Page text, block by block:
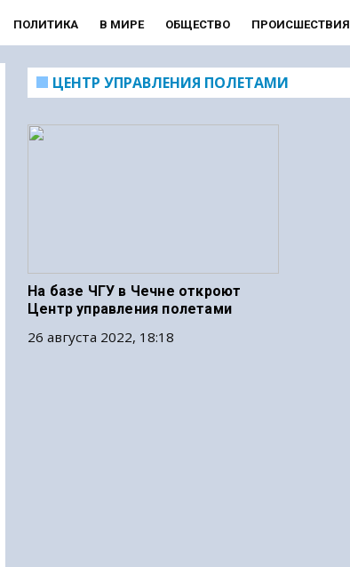
ПОЛИТИКА В МИРЕ ОБЩЕСТВО ПРОИСШЕСТВИЯ
ЦЕНТР УПРАВЛЕНИЯ ПОЛЕТАМИ
На базе ЧГУ в Чечне откроют
Центр управления полетами
26 августа 2022, 18:18